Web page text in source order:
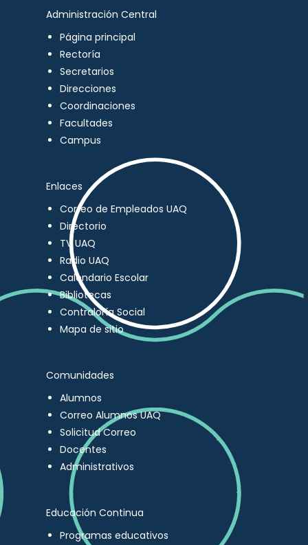
Administración Central
Página principal
Rectoría
Secretarios
Direcciones
Coordinaciones
Facultades
Campus
Enlaces
Correo de Empleados UAQ
Directorio
TV UAQ
Radio UAQ
Calendario Escolar
Bibliotecas
Contraloría Social
Mapa de sitio
Comunidades
Alumnos
Correo Alumnos UAQ
Solicitud Correo
Docentes
Administrativos
Educación Continua
Programas educativos